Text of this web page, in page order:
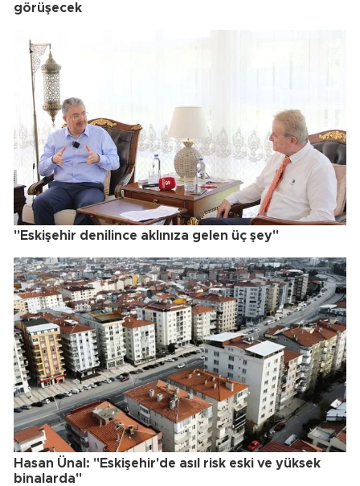
görüşecek
"Eskişehir denilince aklınıza gelen üç şey"
Hasan Ünal: "Eskişehir'de asıl risk eski ve yüksek
binalarda"